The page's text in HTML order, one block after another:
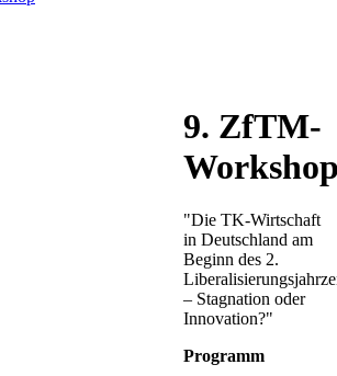
9. ZfTM-
"Die TK-Wirtschaft
in Deutschland am
Beginn des 2.
– Stagnation oder
Innovation?"
Programm